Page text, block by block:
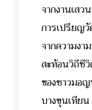
จากงานเสว
การเปรียญ
จากความง
สะท้อนวิถีชี
ของชาวมอ
บางขุนเทียน